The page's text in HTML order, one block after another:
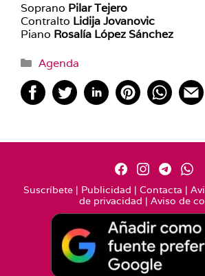
Soprano Pilar Tejero
Contralto Lidija Jovanovic
Piano Rosalía López Sánchez
Categorías
Agenda
Suscríbete | Publicidad | Contacta |
de privacidad | Aviso de